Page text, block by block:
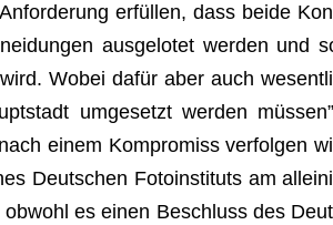
erfül­len, dass beide
aus­ge­lo­tet wer­den und
Wobei dafür aber auch
umge­setzt wer­den
einem Kom­pro­miss ver­fol­gen
Deut­schen Foto­in­sti­tuts am
es einen Beschluss des